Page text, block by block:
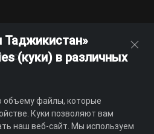
(куки) в различных
объему файлы, которые
Куки позволяют вам
наш веб-сайт. Мы используем